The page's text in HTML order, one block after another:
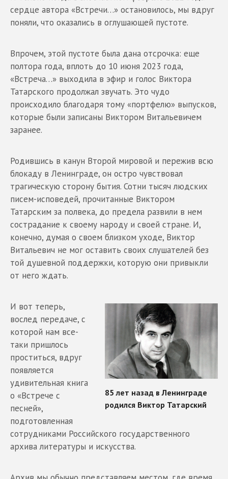
сердце автора «Встречи…» остановилось, мы вдруг
поняли, что оказались в оглушающей пустоте.
Впрочем, этой пустоте была дана отсрочка: еще
полтора года, вплоть до 10 июня 2023 года,
«Встреча…» выходила в эфир и голос Виктора
Татарского продолжал звучать. Это чудо
происходило благодаря тому «портфелю» выпусков,
которые были записаны Виктором Витальевичем
заранее.
Родившись в канун Второй мировой и пережив всю
блокаду в Ленинграде, он остро чувствовал
трагическую сторону бытия. Сотни тысяч людских
писем-исповедей, прочитанные Виктором
Татарским за полвека, до предела развили в нем
сострадание к своему народу и своей стране. И,
конечно, думая о своем близком уходе, Виктор
Витальевич не мог оставить своих слушателей без
той душевной поддержки, которую они привыкли
от него ждать.
И вот теперь,
вослед передаче, с
которой нам все-
таки пришлось
проститься, вдруг
появляется
удивительная книга
о «Встрече с
песней»,
подготовленная
сотрудниками Российского государственного
архива литературы и искусства.